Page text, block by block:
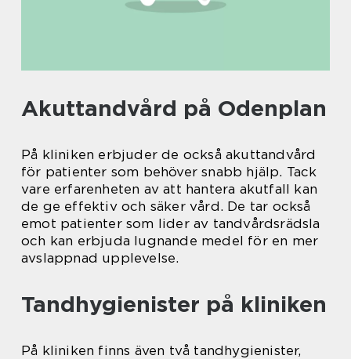
Akuttandvård på Odenplan
På kliniken erbjuder de också akuttandvård
för patienter som behöver snabb hjälp. Tack
vare erfarenheten av att hantera akutfall kan
de ge effektiv och säker vård. De tar också
emot patienter som lider av tandvårdsrädsla
och kan erbjuda lugnande medel för en mer
avslappnad upplevelse.
Tandhygienister på kliniken
På kliniken finns även två tandhygienister,